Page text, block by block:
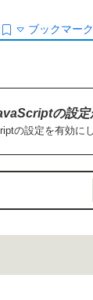
ブックマーク